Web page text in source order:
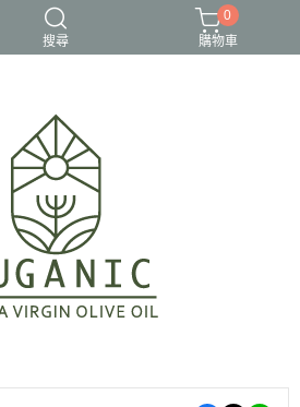
搜尋
橄欖油禮盒組
0
購物車